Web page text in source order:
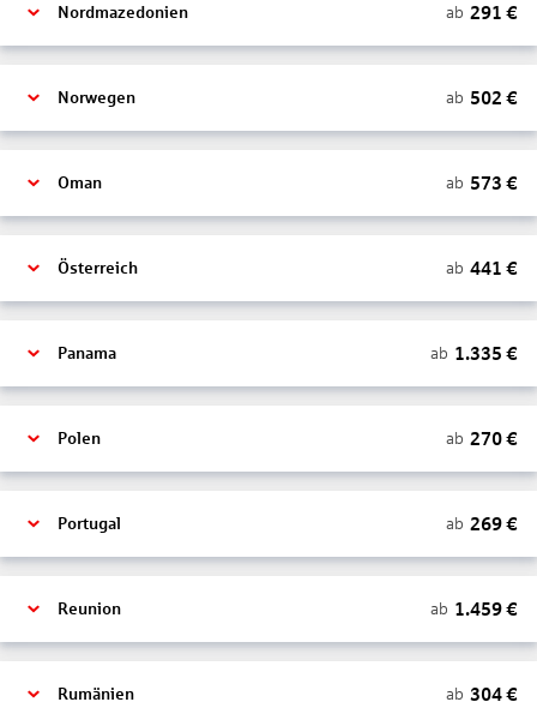
Nordmazedonien ab 291 €
Norwegen ab 502 €
Oman ab 573 €
Österreich ab 441 €
Panama ab 1.335 €
Polen ab 270€
Portugal ab 269€
Reunion ab 1.459€
Rumänien ab 304€